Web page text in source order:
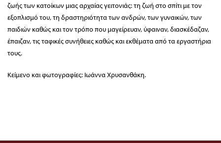
ζωής των κατοίκων μιας αρχαίας γειτονιάς: τη ζωή στο σπίτι με τον
εξοπλισμό του, τη δραστηριότητα των ανδρών, των γυναικών, των
παιδιών καθώς και τον τρόπο που μαγείρευαν, ύφαιναν, διασκέδαζαν,
έπαιζαν, τις ταφικές συνήθειες καθώς και εκθέματα από τα εργαστήρια
τους.
Κείμενο και φωτογραφίες: Ιωάννα Χρυσανθάκη.